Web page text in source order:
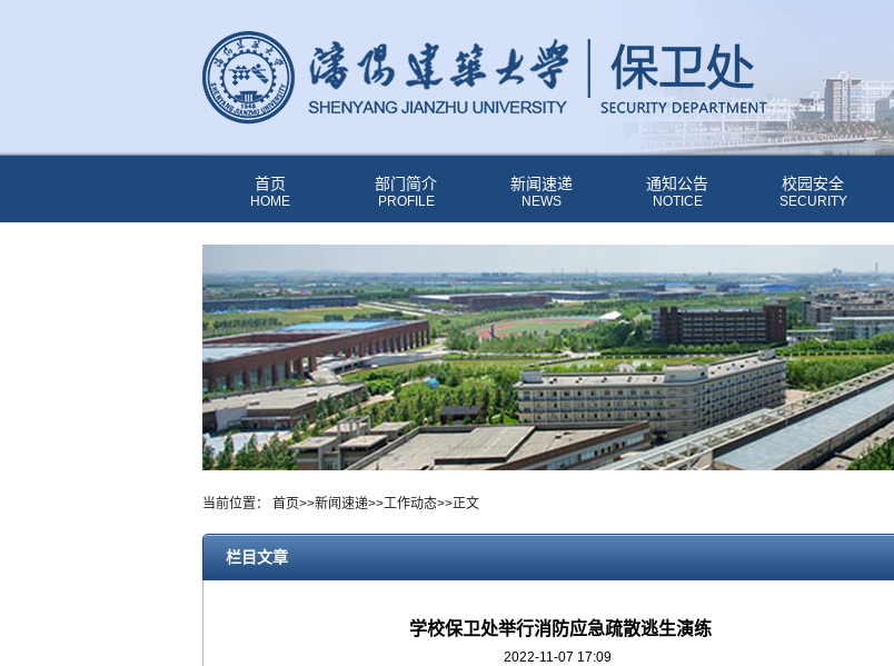
首页
HOME
部门简介
PROFILE
新闻速递
NEWS
通知公告
NOTICE
校园安全
SECURITY
当前位置： 首页>>新闻速递>>工作动态>>正文
栏目文章
学校保卫处举行消防应急疏散逃生演练
2022-11-07 17:09